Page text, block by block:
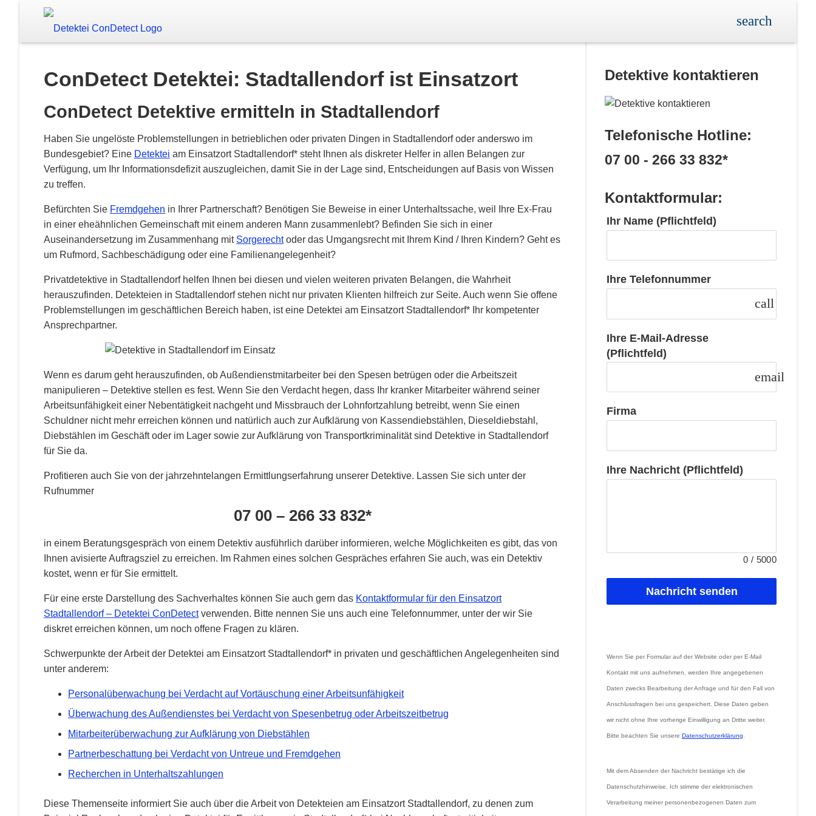
ConDetect Detektei: Stadtallendorf ist Einsatzort
ConDetect Detektive ermitteln in Stadtallendorf
Haben Sie ungelöste Problemstellungen in betrieblichen oder privaten Dingen in Stadtallendorf oder anderswo im
Bundesgebiet? Eine Detektei am Einsatzort Stadtallendorf* steht Ihnen als diskreter Helfer in allen Belangen zur
Verfügung, um Ihr Informationsdefizit auszugleichen, damit Sie in der Lage sind, Entscheidungen auf Basis von Wissen
zu treffen.
Befürchten Sie Fremdgehen in Ihrer Partnerschaft? Benötigen Sie Beweise in einer Unterhaltssache, weil Ihre Ex-Frau
in einer eheähnlichen Gemeinschaft mit einem anderen Mann zusammenlebt? Befinden Sie sich in einer
Auseinandersetzung im Zusammenhang mit Sorgerechtoder das Umgangsrecht mit Ihrem Kind / Ihren Kindern? Geht es
um Rufmord, Sachbeschädigung oder eine Familienangelegenheit?
Privatdetektive in Stadtallendorf helfen Ihnen bei diesen und vielen weiteren privaten Belangen, die Wahrheit
herauszufinden. Detekteien in Stadtallendorf stehen nicht nur privaten Klienten hilfreich zur Seite. Auch wenn Sie offene
Problemstellungen im geschäftlichen Bereich haben, ist eine Detektei am Einsatzort Stadtallendorf* Ihr kompetenter
Ansprechpartner.
Wenn es darum geht herauszufinden, ob Außendienstmitarbeiter bei den Spesen betrügen oder die Arbeitszeit
manipulieren – Detektive stellen es fest. Wenn Sie den Verdacht hegen, dass Ihr kranker Mitarbeiter während seiner
Arbeitsunfähigkeit einer Nebentätigkeit nachgeht und Missbrauch der Lohnfortzahlung betreibt, wenn Sie einen
Schuldner nicht mehr erreichen können und natürlich auch zur Aufklärung von Kassendiebstählen, Dieseldiebstahl,
Diebstählen im Geschäft oder im Lager sowie zur Aufklärung von Transportkriminalität sind Detektive in Stadtallendorf
für Sie da.
Profitieren auch Sie von der jahrzehntelangen Ermittlungserfahrung unserer Detektive. Lassen Sie sich unter der
Rufnummer
07 00 – 266 33 832*
in einem Beratungsgespräch von einem Detektiv ausführlich darüber informieren, welche Möglichkeiten es gibt, das von
Ihnen avisierte Auftragsziel zu erreichen. Im Rahmen eines solchen Gespräches erfahren Sie auch, was ein Detektiv
kostet, wenn er für Sie ermittelt.
Für eine erste Darstellung des Sachverhaltes können Sie auch gern das Kontaktformular für den Einsatzort
Stadtallendorf – Detektei ConDetectverwenden. Bitte nennen Sie uns auch eine Telefonnummer, unter der wir Sie
diskret erreichen können, um noch offene Fragen zu klären.
Schwerpunkte der Arbeit der Detektei am Einsatzort Stadtallendorf* in privaten und geschäftlichen Angelegenheiten sind
unter anderem:
Personalüberwachung bei Verdacht auf Vortäuschung einer Arbeitsunfähigkeit
Überwachung des Außendienstes bei Verdacht von Spesenbetrug oder Arbeitszeitbetrug
Mitarbeiterüberwachung zur Aufklärung von Diebstählen
Partnerbeschattung bei Verdacht von Untreue und Fremdgehen
Recherchen in Unterhaltszahlungen
Diese Themenseite informiert Sie auch über die Arbeit von Detekteien am Einsatzort Stadtallendorf, zu denen zum
Detektive kontaktieren
Telefonische Hotline:
07 00 - 266 33 832*
Kontaktformular:
Ihr Name (Pflichtfeld)
Ihre Telefonnummer
call
Ihre E-Mail-Adresse
(Pflichtfeld)
email
Firma
Ihre Nachricht (Pflichtfeld)
0 / 5000
Nachricht senden
Wenn Sie per Formular auf der Website oder per E-Mail
Kontakt mit uns aufnehmen, werden Ihre angegebenen
Daten zwecks Bearbeitung der Anfrage und für den Fall von
Anschlussfragen bei uns gespeichert. Diese Daten geben
wir nicht ohne Ihre vorherige Einwilligung an Dritte weiter.
Bitte beachten Sie unsere Datenschutzerklärung
Mit dem Absenden der Nachricht bestätige ich die
Datenschutzhinweise. Ich stimme der elektronischen
Verarbeitung meiner personenbezogenen Daten zum